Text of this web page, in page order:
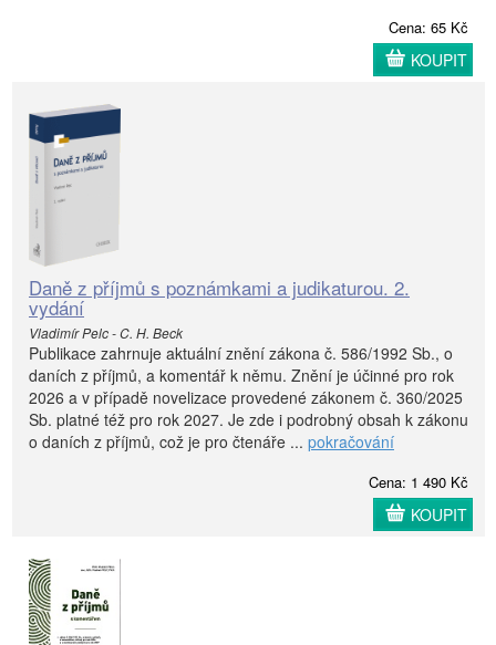
Cena: 65 Kč
KOUPIT
Daně z příjmů s poznámkami a judikaturou. 2.
vydání
Vladimír Pelc - C. H. Beck
Publikace zahrnuje aktuální znění zákona č. 586/1992 Sb., o
daních z příjmů, a komentář k němu. Znění je účinné pro rok
2026 a v případě novelizace provedené zákonem č. 360/2025
Sb. platné též pro rok 2027. Je zde i podrobný obsah k zákonu
o daních z příjmů, což je pro čtenáře ... pokračování
Cena: 1 490 Kč
KOUPIT